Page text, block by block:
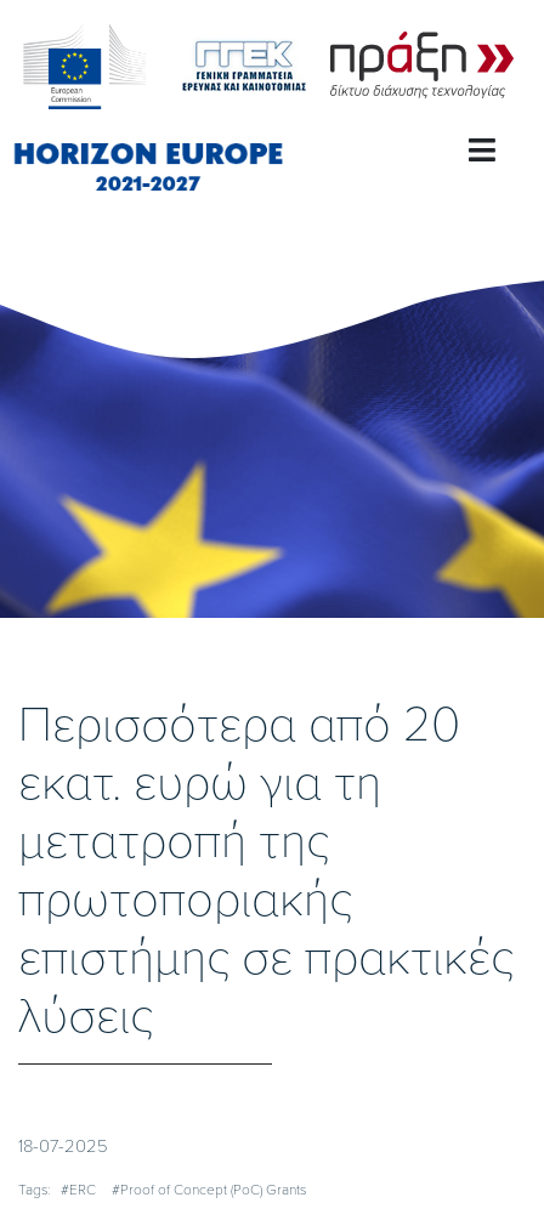
Περισσότερα από 20
εκατ. ευρώ για τη
μετατροπή της
πρωτοποριακής
επιστήμης σε πρακτικές
λύσεις
18-07-2025
Tags: #ERC #Proof of Concept (PoC) Grants